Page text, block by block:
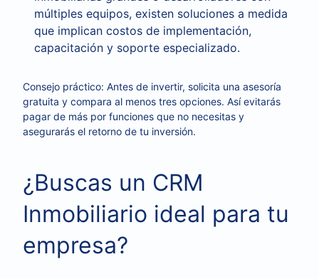
múltiples equipos, existen soluciones a medida
que implican costos de implementación,
capacitación y soporte especializado.
Consejo práctico: Antes de invertir, solicita una asesoría
gratuita y compara al menos tres opciones. Así evitarás
pagar de más por funciones que no necesitas y
asegurarás el retorno de tu inversión.
¿Buscas un CRM
Inmobiliario ideal para tu
empresa?